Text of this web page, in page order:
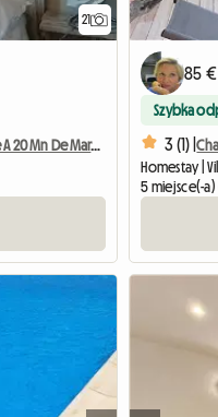
21
Chambre Lit 140 Proche Avignon Orange A 20 Mn De Marcoule
85
Szybka
3 (1) |
Homestay |
5 miejsce(-